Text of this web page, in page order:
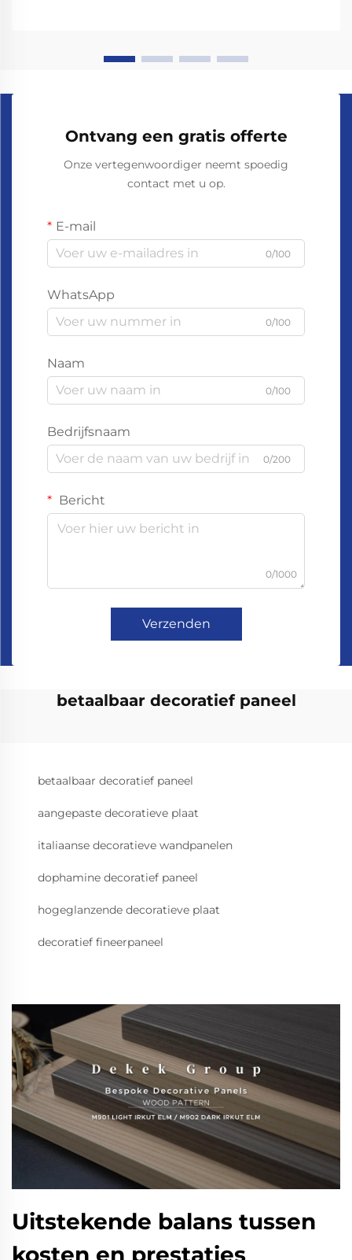
Ontvang een gratis offerte
Onze vertegenwoordiger neemt spoedig
contact met u op.
E-mail
0/100
WhatsApp
0/100
Naam
0/100
Bedrijfsnaam
0/200
Bericht
0/1000
Verzenden
betaalbaar decoratief paneel
betaalbaar decoratief paneel
aangepaste decoratieve plaat
italiaanse decoratieve wandpanelen
dophamine decoratief paneel
hogeglanzende decoratieve plaat
decoratief fineerpaneel
Uitstekende balans tussen
kosten en prestaties